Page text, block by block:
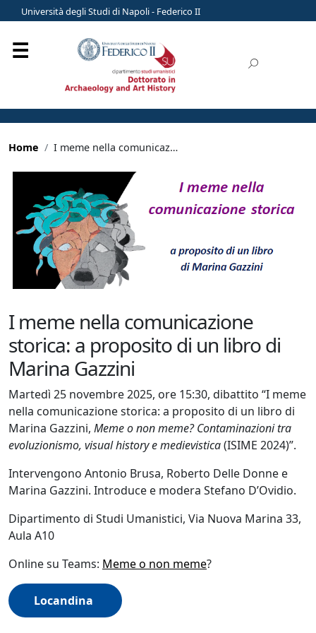
Università degli Studi di Napoli - Federico II
Home I meme nella comunicazione storica: a proposito di un libro di Marina Gazzini
I meme nella comunicazione
storica: a proposito di un libro di
Marina Gazzini
Martedì 25 novembre 2025, ore 15:30, dibattito “I meme
nella comunicazione storica: a proposito di un libro di
Marina Gazzini, Meme o non meme? Contaminazioni tra
evoluzionismo, visual history e medievistica(ISIME 2024)”.
Intervengono Antonio Brusa, Roberto Delle Donne e
Marina Gazzini. Introduce e modera Stefano D’Ovidio.
Dipartimento di Studi Umanistici, Via Nuova Marina 33,
Aula A10
Online su Teams: Meme o non meme?
Locandina